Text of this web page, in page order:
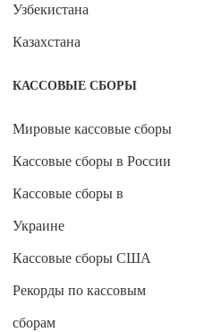
Узбекистана
Казахстана
КАССОВЫЕ СБОРЫ
Мировые кассовые сборы
Кассовые сборы в России
Кассовые сборы в
Украине
Кассовые сборы США
Рекорды по кассовым
сборам